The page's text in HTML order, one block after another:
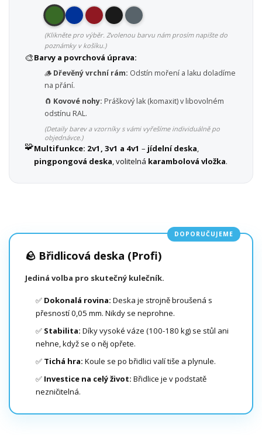
(Klikněte pro výběr. Zvolenou barvu nám prosím napište do
poznámky v košíku.)
🎨Barvy a povrchová úprava:
🪵 Dřevěný vrchní rám: Odstín moření a laku doladíme
na přání.
🧲 Kovové nohy: Práškový lak (komaxit) v libovolném
odstínu RAL.
(Detaily barev a vzorníky s vámi vyřešíme individuálně po
objednávce.)
🧩Multifunkce: 2v1, 3v1 a 4v1 – jídelní deska,
pingpongová deska, volitelná karambolová vložka.
DOPORUČUJEME
🪨 Břidlicová deska (Profi)
Jediná volba pro skutečný kulečník.
✅ Dokonalá rovina: Deska je strojně broušená s
přesností 0,05 mm. Nikdy se neprohne.
✅ Stabilita: Díky vysoké váze (100-180 kg) se stůl ani
nehne, když se o něj opřete.
✅ Tichá hra: Koule se po břidlici valí tiše a plynule.
✅ Investice na celý život: Břidlice je v podstatě
nezničitelná.